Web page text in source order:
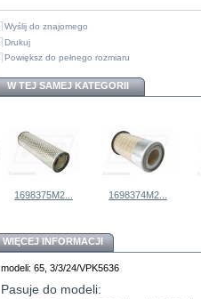
Wyślij do znajomego
Drukuj
Powiększ do pełnego rozmiaru
W TEJ SAMEJ KATEGORII
1698375M2... 1698374M2...
WIĘCEJ INFORMACJI
modeli: 65, 3/3/24/VPK5636
Pasuje do modeli: